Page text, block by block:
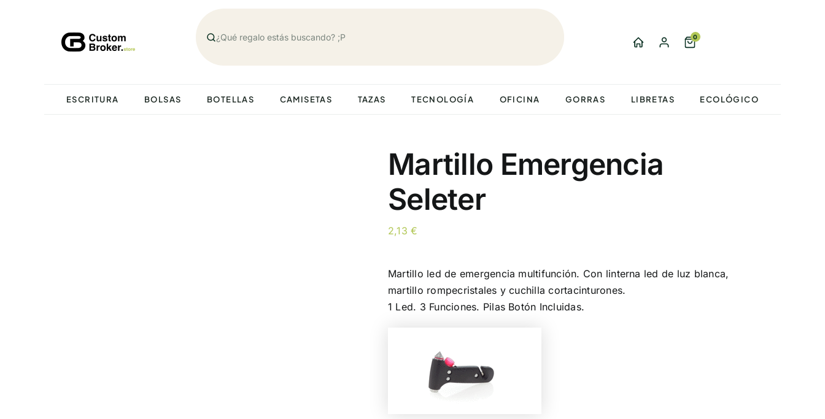
0
ESCRITURA BOLSAS BOTELLAS CAMISETAS TAZAS TECNOLOGÍA OFICINA GORRAS LIBRETAS ECOLÓGICO
Martillo Emergencia
Seleter
2,13€
Martillo led de emergencia multifunción. Con linterna led de luz blanca,
martillo rompecristales y cuchilla cortacinturones.
1 Led. 3 Funciones. Pilas Botón Incluidas.